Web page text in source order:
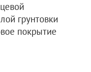
грунтовки
покрытие